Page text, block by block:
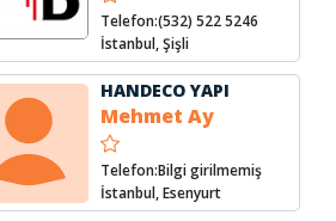
Telefon:(532) 522 5246
İstanbul, Şişli
HANDECO YAPI
Mehmet Ay
Telefon:Bilgi girilmemiş
İstanbul, Esenyurt